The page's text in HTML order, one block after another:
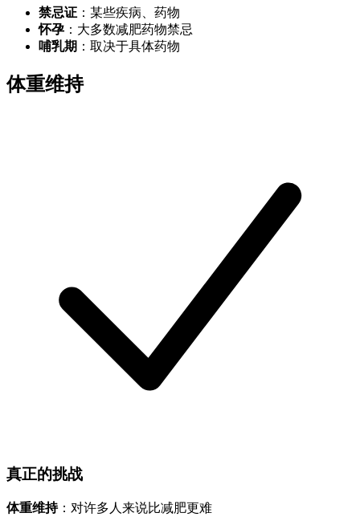
禁忌证 ：某些疾病、药物
怀孕 ：大多数减肥药物禁忌
哺乳期 ：取决于具体药物
体重维持
真正的挑战
体重维持：对许多人来说比减肥更难